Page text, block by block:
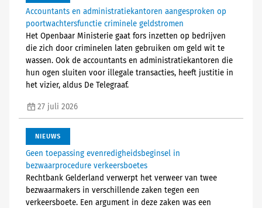
Accountants en administratiekantoren aangesproken op
poortwachtersfunctie criminele geldstromen
Het Openbaar Ministerie gaat fors inzetten op bedrijven
die zich door criminelen laten gebruiken om geld wit te
wassen. Ook de accountants en administratiekantoren die
hun ogen sluiten voor illegale transacties, heeft justitie in
het vizier, aldus De Telegraaf.
27 juli 2026
NIEUWS
Geen toepassing evenredigheidsbeginsel in
bezwaarprocedure verkeersboetes
Rechtbank Gelderland verwerpt het verweer van twee
bezwaarmakers in verschillende zaken tegen een
verkeersboete. Een argument in deze zaken was een